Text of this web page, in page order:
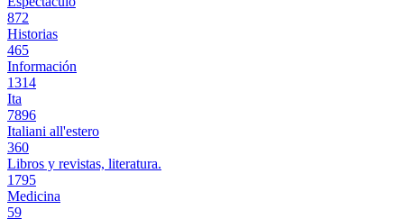
872
Historias
465
Información
1314
Ita
7896
Italiani all'estero
360
Libros y revistas, literatura.
1795
Medicina
59